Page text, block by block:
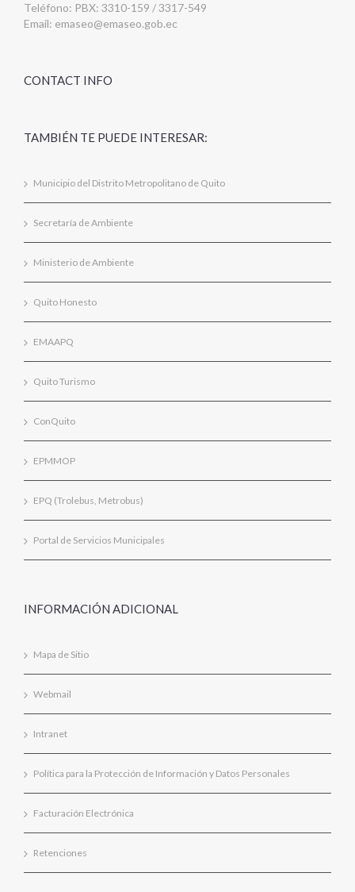
Teléfono: PBX: 3310-159 / 3317-549
Email: emaseo@emaseo.gob.ec
CONTACT INFO
TAMBIÉN TE PUEDE INTERESAR:
Municipio del Distrito Metropolitano de Quito
Secretaría de Ambiente
Ministerio de Ambiente
Quito Honesto
EMAAPQ
Quito Turismo
ConQuito
EPMMOP
EPQ (Trolebus, Metrobus)
Portal de Servicios Municipales
INFORMACIÓN ADICIONAL
Mapa de Sitio
Webmail
Intranet
Política para la Protección de Información y Datos Personales
Facturación Electrónica
Retenciones